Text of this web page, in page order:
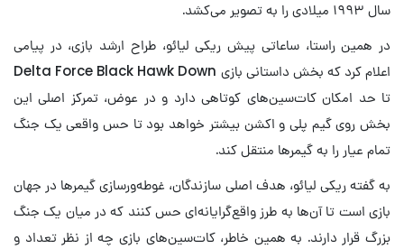
سال ۱۹۹۳ میلادی را به تصویر می‌کشد.
در همین راستا، ساعاتی پیش ریکی لیائو، طراح ارشد بازی، در پیامی
اعلام کرد که بخش داستانی بازی Delta Force Black Hawk Down
تا حد امکان کات‌سین‌های کوتاهی دارد و در عوض، تمرکز اصلی این
بخش روی گیم پلی و اکشن بیشتر خواهد بود تا حس واقعی یک جنگ
تمام عیار را به گیمرها منتقل کند.
به گفته ریکی لیائو، هدف اصلی سازندگان، غوطه‌ورسازی گیمرها در جهان
بازی است تا آن‌ها به طرز واقع‎‌گرایانه‌ای حس کنند که در میان یک جنگ
بزرگ قرار دارند. به همین خاطر، کات‌سین‌های بازی چه از نظر تعداد و